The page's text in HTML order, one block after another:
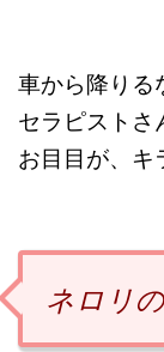
車から降りる
セラピストさ
お目目が、キ
ネロリ